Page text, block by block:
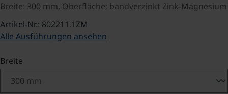
Breite: 300 mm, Oberfläche: bandverzinkt Zink-Magnesium
Artikel-Nr.: 802211.1ZM
Alle Ausführungen ansehen
Breite